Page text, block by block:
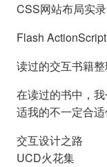
CSS网站布局实
Flash
读过的交互书籍
在读过的书中，
适我的不一定合适
交互设计之路
UCD火花集